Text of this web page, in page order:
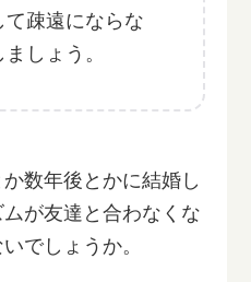
て疎遠にならな
しょう。
数年後とかに結婚し
が友達と合わなくな
でしょうか。